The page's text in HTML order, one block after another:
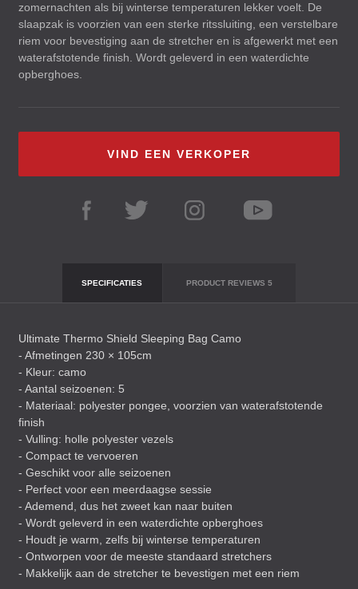
zomernachten als bij winterse temperaturen lekker voelt. De
slaapzak is voorzien van een sterke ritssluiting, een verstelbare
riem voor bevestiging aan de stretcher en is afgewerkt met een
waterafstotende finish. Wordt geleverd in een waterdichte
opberghoes.
VIND EEN VERKOPER
SPECIFICATIES PRODUCT REVIEWS 5
Ultimate Thermo Shield Sleeping Bag Camo
- Afmetingen 230 × 105cm
- Kleur: camo
- Aantal seizoenen: 5
- Materiaal: polyester pongee, voorzien van waterafstotende
finish
- Vulling: holle polyester vezels
- Compact te vervoeren
- Geschikt voor alle seizoenen
- Perfect voor een meerdaagse sessie
- Ademend, dus het zweet kan naar buiten
- Wordt geleverd in een waterdichte opberghoes
- Houdt je warm, zelfs bij winterse temperaturen
- Ontworpen voor de meeste standaard stretchers
- Makkelijk aan de stretcher te bevestigen met een riem